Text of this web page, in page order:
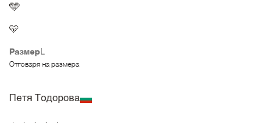
Размер L
Отговаря на размера
🩵
🩵
Петя Тодорова